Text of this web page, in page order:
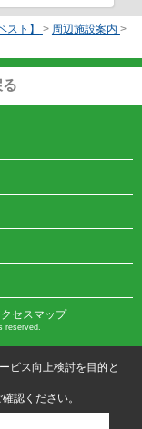
ト】 > 周辺施設案内 >
クセスマップ
reserved.
ビス向上検討を目的と
認ください。